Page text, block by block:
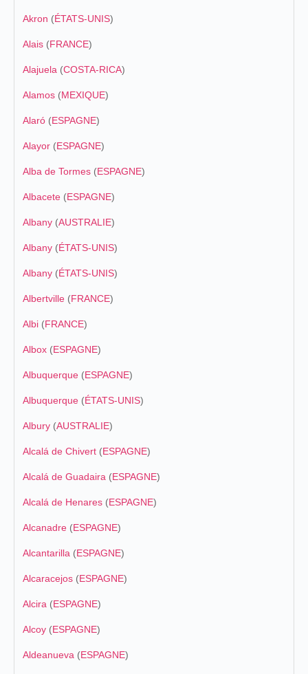
Akron (ÉTATS-UNIS)
Alais (FRANCE)
Alajuela (COSTA-RICA)
Alamos (MEXIQUE)
Alaró (ESPAGNE)
Alayor (ESPAGNE)
Alba de Tormes (ESPAGNE)
Albacete (ESPAGNE)
Albany (AUSTRALIE)
Albany (ÉTATS-UNIS)
Albany (ÉTATS-UNIS)
Albertville (FRANCE)
Albi (FRANCE)
Albox (ESPAGNE)
Albuquerque (ESPAGNE)
Albuquerque (ÉTATS-UNIS)
Albury (AUSTRALIE)
Alcalá de Chivert (ESPAGNE)
Alcalá de Guadaira (ESPAGNE)
Alcalá de Henares (ESPAGNE)
Alcanadre (ESPAGNE)
Alcantarilla (ESPAGNE)
Alcaracejos (ESPAGNE)
Alcira (ESPAGNE)
Alcoy (ESPAGNE)
Aldeanueva (ESPAGNE)